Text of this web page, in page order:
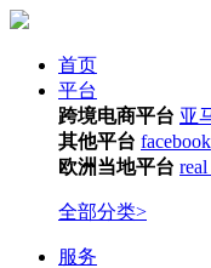
首页
平台
跨境电商平台 亚
其他平台 facebook
欧洲当地平台 real
全部分类>
服务